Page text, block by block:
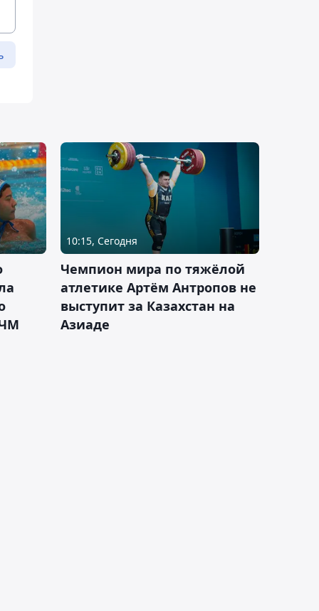
10:15, Сегодня
Чемпион мира по тяжёлой
атлетике Артём Антропов не
выступит за Казахстан на
Азиаде